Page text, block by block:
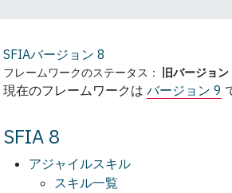
SFIAバージョン 8
フレームワークのステータス： 旧バージョン
現在のフレームワークは バージョン 9
SFIA 8
アジャイルスキル
スキル一覧